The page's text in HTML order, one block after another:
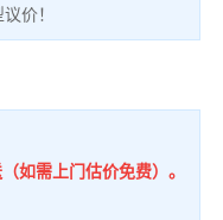
价！
如需上门估价免费）。